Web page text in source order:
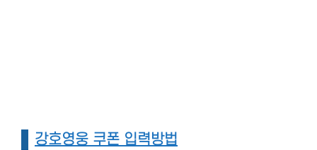
강호영웅 쿠폰 입력방법